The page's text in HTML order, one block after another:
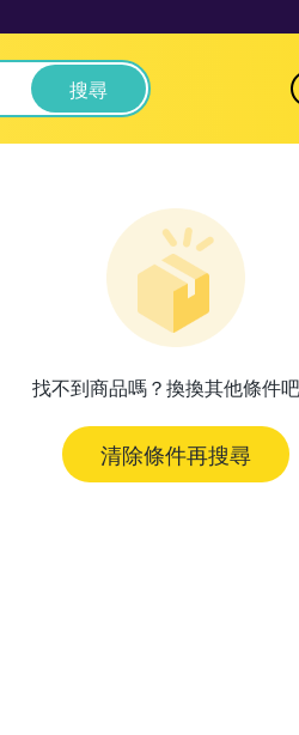
搜尋
找不到商品嗎？換換其他條件吧
清除條件再搜尋